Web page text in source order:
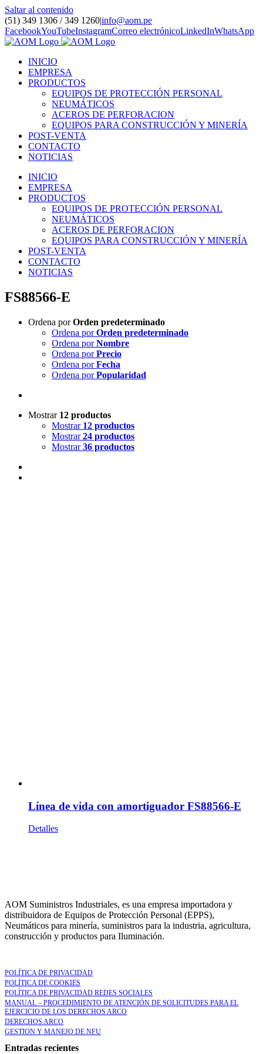
Saltar al contenido
(51) 349 1306 / 349 1260|info@aom.pe
FacebookYouTubeInstagramCorreo electrónicoLinkedInWhatsApp
INICIO
EMPRESA
PRODUCTOS
EQUIPOS DE PROTECCIÓN PERSONAL
NEUMÁTICOS
ACEROS DE PERFORACION
EQUIPOS PARA CONSTRUCCIÓN Y MINERÍA
POST-VENTA
CONTACTO
NOTICIAS
INICIO
EMPRESA
PRODUCTOS
EQUIPOS DE PROTECCIÓN PERSONAL
NEUMÁTICOS
ACEROS DE PERFORACION
EQUIPOS PARA CONSTRUCCIÓN Y MINERÍA
POST-VENTA
CONTACTO
NOTICIAS
FS88566-E
Ordena porOrden predeterminado
Ordena porOrden predeterminado
Ordena porNombre
Ordena porPrecio
Ordena porFecha
Ordena porPopularidad
Mostrar 12 productos
Mostrar 12 productos
Mostrar24 productos
Mostrar36 productos
Línea de vida con amortiguador FS88566-E
Detalles
AOM Suministros Industriales, es una empresa importadora y
distribuidora de Equipos de Protección Personal (EPPS),
Neumáticos para minería, suministros para la industria, agricultura,
construcción y productos para Iluminación.
POLÍTICA DE PRIVACIDAD
POLÍTICA DE COOKIES
POLÍTICA DE PRIVACIDAD REDES SOCIALES
MANUAL – PROCEDIMIENTO DE ATENCIÓN DE SOLICITUDES PARA EL
EJERCICIO DE LOS DERECHOS ARCO
DERECHOS ARCO
GESTION Y MANEJO DE NFU
Entradas recientes